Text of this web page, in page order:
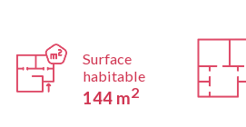
Surface
habitable
144 m2